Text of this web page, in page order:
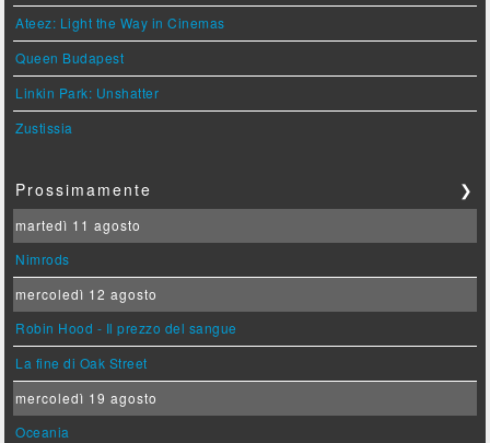
Ateez: Light the Way in Cinemas
Queen Budapest
Linkin Park: Unshatter
Zustissia
Prossimamente ❯
martedì 11 agosto
Nimrods
mercoledì 12 agosto
Robin Hood - Il prezzo del sangue
La fine di Oak Street
mercoledì 19 agosto
Oceania